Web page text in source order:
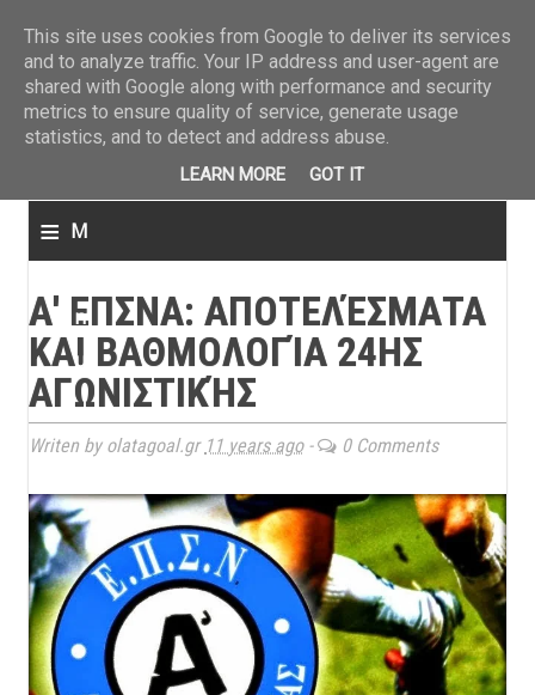
≡ M
n
u
Α' ΕΠΣΝΑ: ΑΠΟΤΕΛΈΣΜΑΤΑ
ΚΑΙ ΒΑΘΜΟΛΟΓΊΑ 24ΗΣ
ΑΓΩΝΙΣΤΙΚΉΣ
Writen by olatagoal.gr 11 years ago- 0 Comments
This site uses cookies from Google to deliver its services
and to analyze traffic. Your IP address and user-agent are
shared with Google along with performance and security
metrics to ensure quality of service, generate usage
statistics, and to detect and address abuse.
LEARN MORE GOT IT